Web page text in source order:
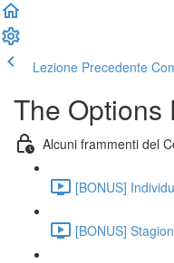
Lezione Precedente
The Options
Alcuni frammenti del
[BONUS]
[BONUS]